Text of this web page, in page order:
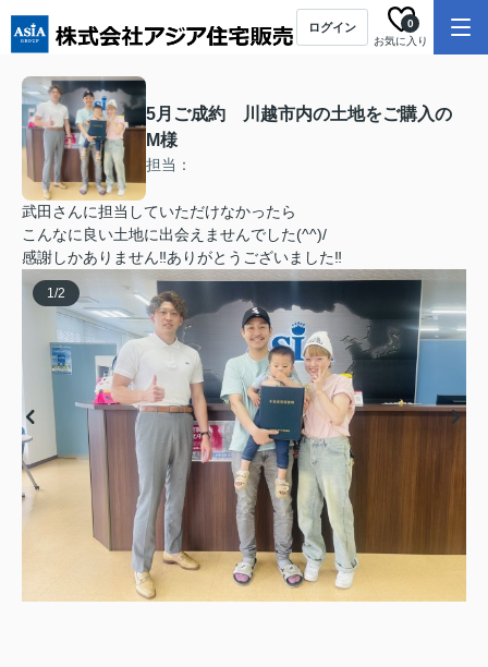
ログイン
お気に入り
0
5月ご成約 川越市内の土地をご購入の
M様
担当：
武田さんに担当していただけなかったら
こんなに良い土地に出会えませんでした(^^)/
感謝しかありません‼ありがとうございました‼
1/2